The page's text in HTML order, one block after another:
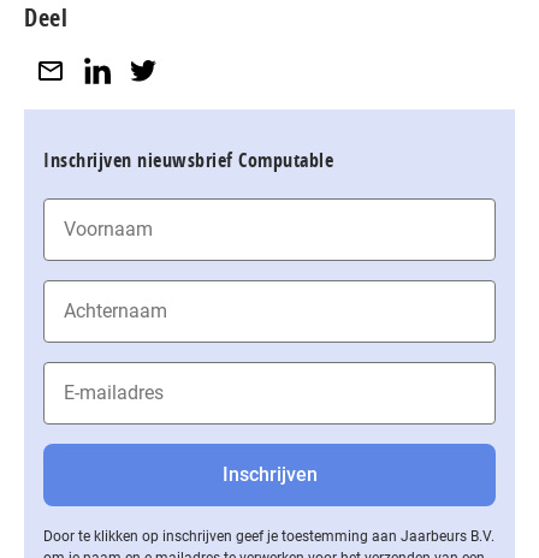
Deel
Inschrijven nieuwsbrief Computable
Door te klikken op inschrijven geef je toestemming aan Jaarbeurs B.V.